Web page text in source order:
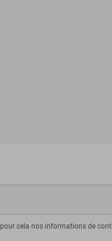
cela nos informations de